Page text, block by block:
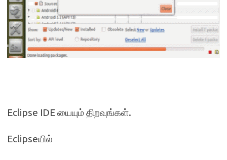
Eclipse IDE யையும் திறவுங்கள்.
Eclipseயில்